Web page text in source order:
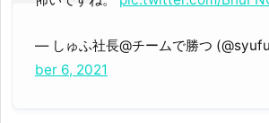
— しゅふ社長@チームで勝つ
ber 6, 2021